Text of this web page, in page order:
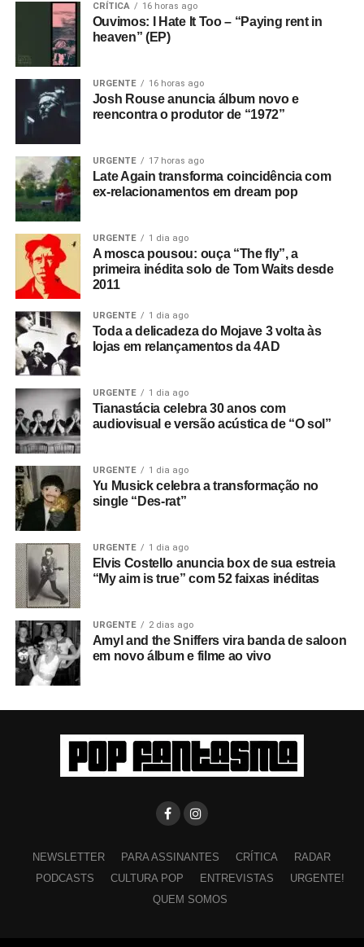
CRÍTICA 16 horas ago
Ouvimos: I Hate It Too – “Paying rent in
heaven” (EP)
URGENTE 16 horas ago
Josh Rouse anuncia álbum novo e
reencontra o produtor de “1972”
URGENTE 17 horas ago
Late Again transforma coincidência com
ex-relacionamentos em dream pop
URGENTE 1 dia ago
A mosca pousou: ouça “The fly”, a
primeira inédita solo de Tom Waits desde
2011
URGENTE 1 dia ago
Toda a delicadeza do Mojave 3 volta às
lojas em relançamentos da 4AD
URGENTE 1 dia ago
Tianastácia celebra 30 anos com
audiovisual e versão acústica de “O sol”
URGENTE 1 dia ago
Yu Musick celebra a transformação no
single “Des-rat”
URGENTE 1 dia ago
Elvis Costello anuncia box de sua estreia
“My aim is true” com 52 faixas inéditas
URGENTE 2 dias ago
Amyl and the Sniffers vira banda de saloon
em novo álbum e filme ao vivo
NEWSLETTER PARA ASSINANTES CRÍTICA
RADAR
PODCASTS
CULTURA POP ENTREVISTAS
URGENTE!
QUEM SOMOS